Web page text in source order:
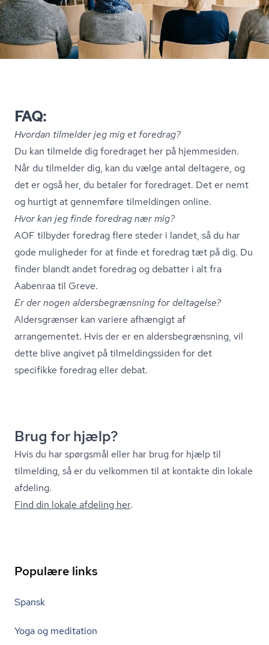
FAQ:
Hvordan tilmelder jeg mig et foredrag?
Du kan tilmelde dig foredraget her på hjemmesiden.
Når du tilmelder dig, kan du vælge antal deltagere, og
det er også her, du betaler for foredraget. Det er nemt
og hurtigt at gennemføre tilmeldingen online.
Hvor kan jeg finde foredrag nær mig?
AOF tilbyder foredrag flere steder i landet, så du har
gode muligheder for at finde et foredrag tæt på dig. Du
finder blandt andet foredrag og debatter i alt fra
Aabenraa til Greve.
Er der nogen al­ders­be­græns­ning for deltagelse?
Aldersgrænser kan variere afhængigt af
arrangementet. Hvis der er en al­ders­be­græns­ning, vil
dette blive angivet på til­mel­dings­si­den for det
specifikke foredrag eller debat.
Brug for hjælp?
Hvis du har spørgsmål eller har brug for hjælp til
tilmelding, så er du velkommen til at kontakte din lokale
afdeling.
Find din lokale afdeling her.
Populære links
Spansk
Yoga og meditation